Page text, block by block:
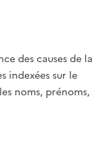
des causes de la
indexées sur le
noms, prénoms,